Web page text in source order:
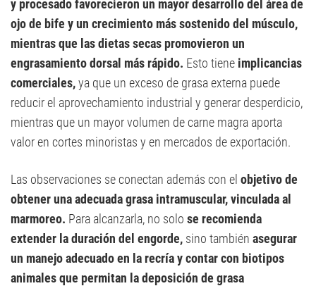
y procesado favorecieron un mayor desarrollo del área de
ojo de bife y un crecimiento más sostenido del músculo,
mientras que las dietas secas promovieron un
engrasamiento dorsal más rápido. Esto tiene implicancias
comerciales,ya que un exceso de grasa externa puede
reducir el aprovechamiento industrial y generar desperdicio,
mientras que un mayor volumen de carne magra aporta
valor en cortes minoristas y en mercados de exportación.
Las observaciones se conectan además con el objetivo de
obtener una adecuada grasa intramuscular, vinculada al
marmoreo. Para alcanzarla, no solo se recomienda
extender la duración del engorde, sino también asegurar
un manejo adecuado en la recría y contar con biotipos
animales que permitan la deposición de grasa